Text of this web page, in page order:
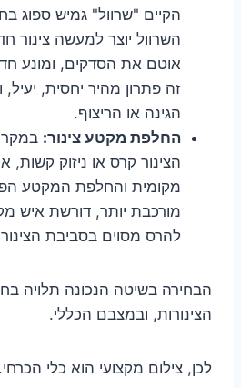
הקיים "שרוול" גמיש ספוג
השרוול יוצר למעשה צינור
אוטם את הסדקים, ומונע
זה פתרון מהיר יחסית,
הגינה או הריצוף.
החלפת מקטע צינור:
הצינור קרס או ניזוק קשות,
מקומית והחלפת המקטע
מורכבת יותר, דורשת איש
להרס מסוים בסביבת
הבחירה בשיטה הנכונה תלויה
הצינורות, ובמצבם הכללי.
לכן, צילום מקצועי הוא כלי הכרחי.